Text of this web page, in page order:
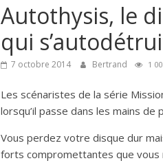
Autothysis, le
qui
7 octobre 2014 Bertrand 1
Les scénaristes de la série
lorsqu’il passe dans les mains de
Vous perdez votre disque dur
forts compromettantes que vous